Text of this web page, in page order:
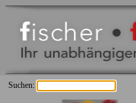
Suchen: